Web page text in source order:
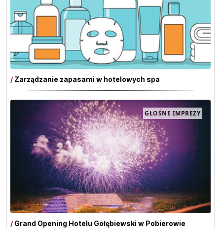
/ Zarządzanie zapasami w hotelowych spa
GŁOŚNE IMPREZY
/ Grand Opening Hotelu Gołębiewski w Pobierowie